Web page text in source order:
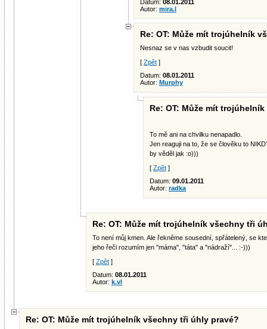
Datum: 08.01.2011
Autor: mira.l
Re: OT: Může mít trojúhelník
Nesnaz se v nas vzbudit soucit!
[ Zpět ]
Datum: 08.01.2011
Autor: Murphy
Re: OT: Může mít
To mě ani na chvilku nenapadlo.
Jen reaguji na to, že se člověku to
by věděl jak :o)))
[ Zpět ]
Datum: 09.01.2011
Autor: radka
Re: OT: Může mít trojúhelník všechny tři
To není můj kmen. Ale řekněme sousední, spřátelený, se
jeho řeči rozumím jen "máma", "táta" a "nádraží"... :-)))
[ Zpět ]
Datum: 08.01.2011
Autor: k.vl
Re: OT: Může mít trojúhelník všechny tři úhly pravé?